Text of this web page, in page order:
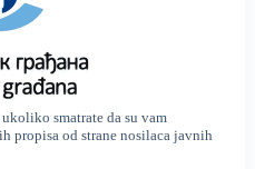
smatrate da su vam
propisa od strane nosilaca javnih